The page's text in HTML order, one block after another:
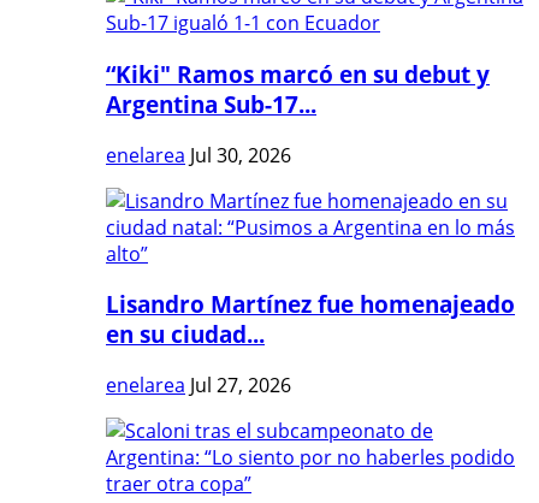
“Kiki" Ramos marcó en su debut y
Argentina Sub-17...
enelarea Jul 30, 2026
Lisandro Martínez fue homenajeado
en su ciudad...
enelarea Jul 27, 2026